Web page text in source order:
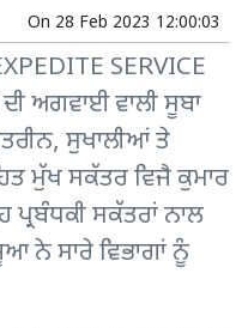
On 28 Feb 2023 12:00:03
SERVICE
ਅਗਵਾਈ ਵਾਲੀ ਸੂਬਾ
ਸੁਖਾਲੀਆਂ ਤੇ
ਮੁੱਖ ਸਕੱਤਰ ਵਿਜੈ ਕੁਮਾਰ
ਸਕੱਤਰਾਂ ਨਾਲ
ਨੇ ਸਾਰੇ ਵਿਭਾਗਾਂ ਨੂੰ